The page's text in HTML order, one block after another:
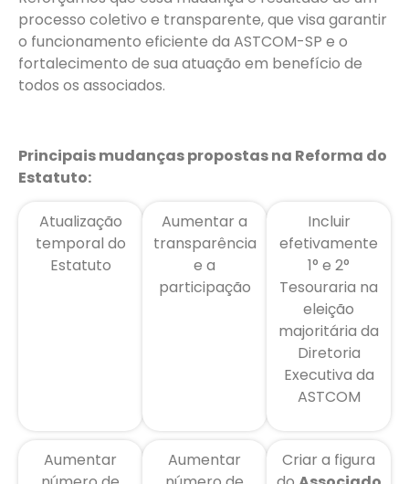
processo coletivo e transparente, que visa garantir
o funcionamento eficiente da ASTCOM-SP e o
fortalecimento de sua atuação em benefício de
todos os associados.
Principais mudanças propostas na Reforma do
Estatuto:
Atualização
temporal do
Estatuto
Aumentar a
transparência
e a
participação
Incluir
efetivamente
1° e 2°
Tesouraria na
eleição
majoritária da
Diretoria
Executiva da
ASTCOM
Aumentar
Aumentar
Criar a figura